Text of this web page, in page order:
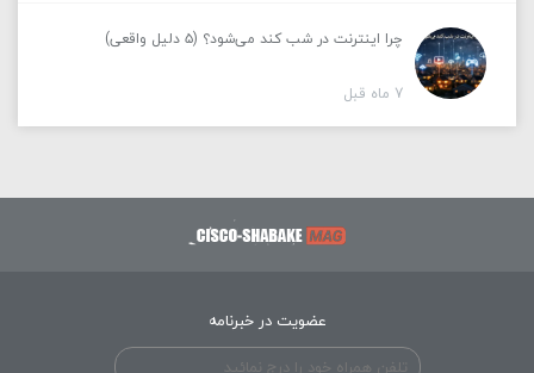
چرا اینترنت در شب کند می‌شود؟ (۵ دلیل واقعی)
7 ماه قبل
عضویت در خبرنامه